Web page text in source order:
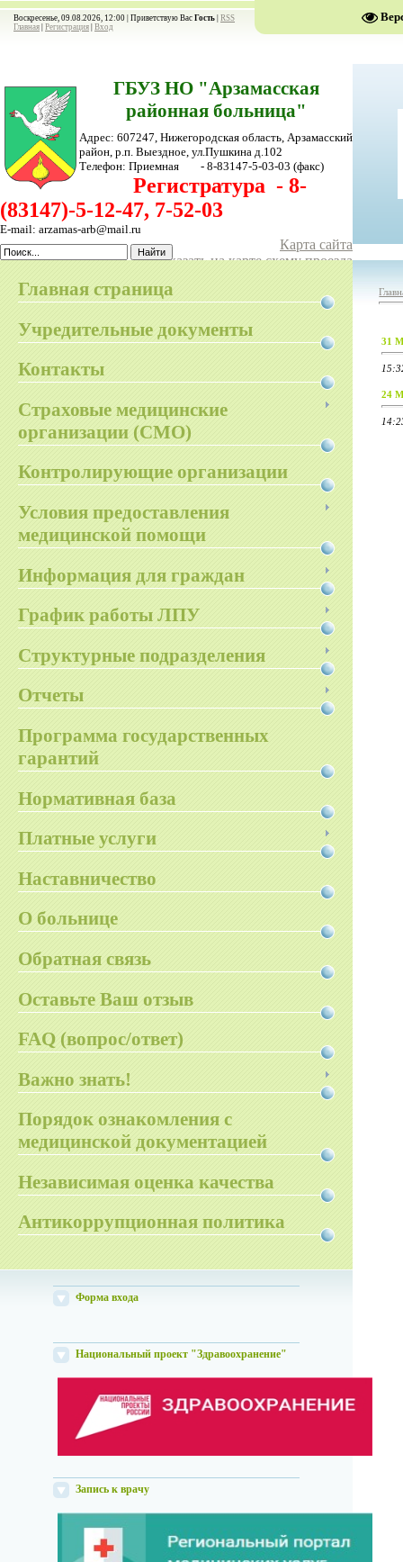
Воскресенье, 09.08.2026, 12:00 | Приветствую Вас Гость RSS
Главная Регистрация Вход
ГБУЗ НО "Арзамасская
районная больница"
Адрес: 607247, Нижегородская область, Арзамасский
район, р.п. Выездное, ул.Пушкина д.102
Телефон: Приемная - 8-83147-5-03-03 (факс)
Регистратура - 8-
(83147)-5-12-47, 7-52-03
E-mail: arzamas-arb@mail.ru
Карта сайта
Показать на карте схему проезда
Главная страница
Учредительные документы
Контакты
Страховые медицинские
организации (СМО)
Контролирующие организации
Условия предоставления
медицинской помощи
Информация для граждан
График работы ЛПУ
Структурные подразделения
Отчеты
Программа государственных
гарантий
Нормативная база
Платные услуги
Наставничество
О больнице
Обратная связь
Оставьте Ваш отзыв
FAQ (вопрос/ответ)
Важно знать!
Порядок ознакомления с
медицинской документацией
Независимая оценка качества
Антикоррупционная политика
Форма входа
Национальный проект "Здравоохранение"
Запись к врачу
31
24